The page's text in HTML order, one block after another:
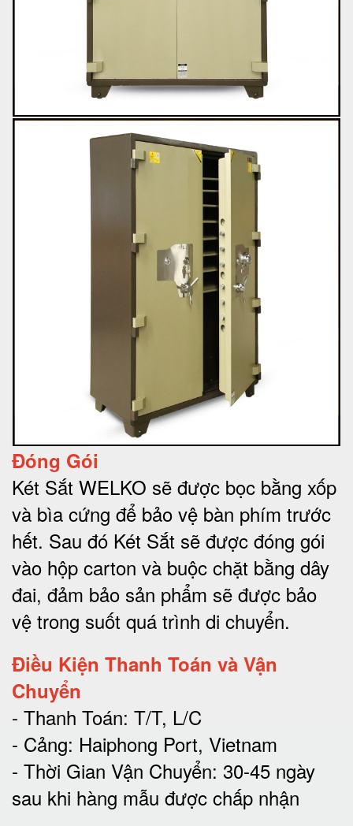
Đóng Gói
Két Sắt WELKO sẽ được bọc bằng xốp
và bìa cứng để bảo vệ bàn phím trước
hết. Sau đó Két Sắt sẽ được đóng gói
vào hộp carton và buộc chặt bằng dây
đai, đảm bảo sản phẩm sẽ được bảo
vệ trong suốt quá trình di chuyển.
Điều Kiện Thanh Toán và Vận
Chuyển
- Thanh Toán: T/T, L/C
- Cảng: Haiphong Port, Vietnam
- Thời Gian Vận Chuyển: 30-45 ngày
sau khi hàng mẫu được chấp nhận